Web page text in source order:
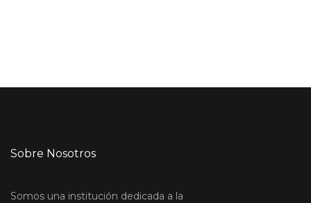
Sobre Nosotros
Somos una institución dedicada a la